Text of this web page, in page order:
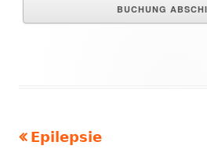
Beitragsnavigation
Vorheriger
Epilepsie